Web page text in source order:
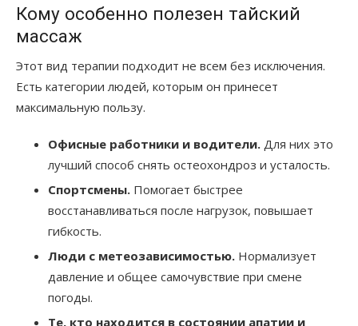
Кому особенно полезен тайский
массаж
Этот вид терапии подходит не всем без исключения.
Есть категории людей, которым он принесет
максимальную пользу.
Офисные работники и водители. Для них это
лучший способ снять остеохондроз и усталость.
Спортсмены. Помогает быстрее
восстанавливаться после нагрузок, повышает
гибкость.
Люди с метеозависимостью. Нормализует
давление и общее самочувствие при смене
погоды.
Те, кто находится в состоянии апатии и